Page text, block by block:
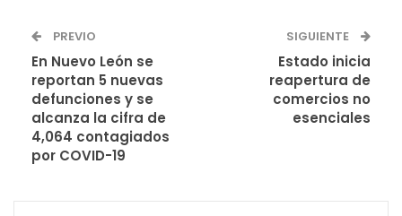
PREVIO
En Nuevo León se
reportan 5 nuevas
defunciones y se
alcanza la cifra de
4,064 contagiados
por COVID-19
SIGUIENTE
Estado inicia
reapertura de
comercios no
esenciales